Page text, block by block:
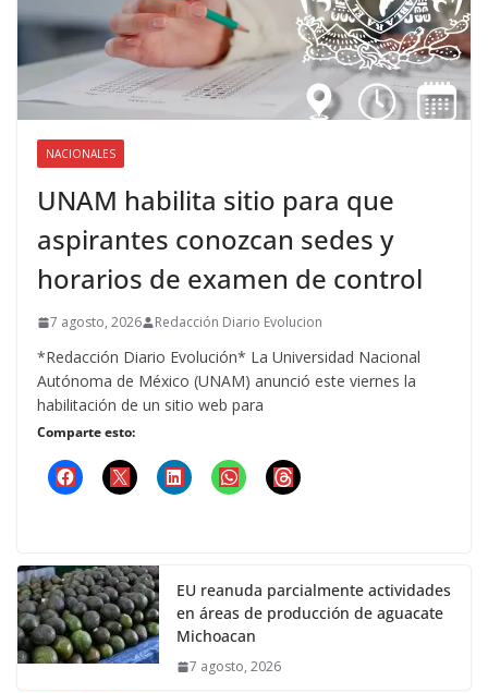
NACIONALES
UNAM habilita sitio para que
aspirantes conozcan sedes y
horarios de examen de control
7 agosto, 2026 Redacción Diario Evolucion
*Redacción Diario Evolución* La Universidad Nacional
Autónoma de México (UNAM) anunció este viernes la
habilitación de un sitio web para
Comparte esto:
EU reanuda parcialmente actividades
en áreas de producción de aguacate
Michoacan
7 agosto, 2026